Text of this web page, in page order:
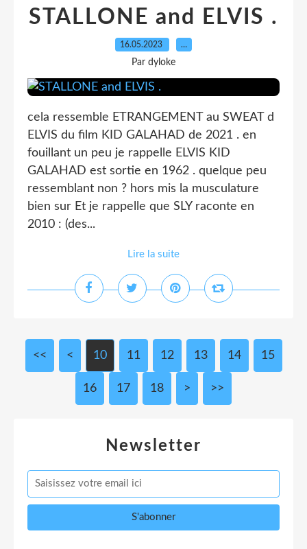
STALLONE and ELVIS .
16.05.2023 …
Par dyloke
cela ressemble ETRANGEMENT au SWEAT d
ELVIS du film KID GALAHAD de 2021 . en
fouillant un peu je rappelle ELVIS KID
GALAHAD est sortie en 1962 . quelque peu
ressemblant non ? hors mis la musculature
bien sur Et je rappelle que SLY raconte en
2010 : (des...
Lire la suite
<< < 10 11 12 13 14 15
16 17 18 > >>
Newsletter